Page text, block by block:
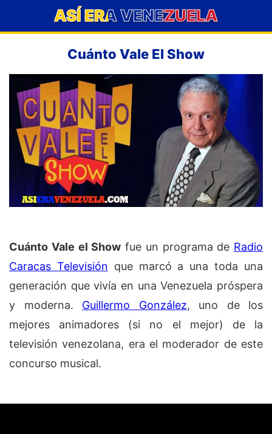
ASÍ ERA VENEZUELA
Cuánto Vale El Show
Cuánto Vale el Show fue un programa de Radio
Caracas Televisión que marcó a una toda una
generación que vivía en una Venezuela próspera
y moderna. Guillermo González, uno de los
mejores animadores (si no el mejor) de la
televisión venezolana, era el moderador de este
concurso musical.